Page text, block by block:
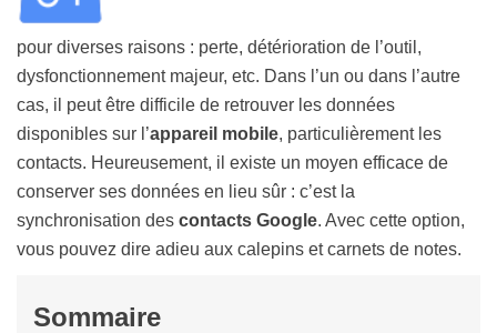
pour diverses raisons : perte, détérioration de l’outil,
dysfonctionnement majeur, etc. Dans l’un ou dans l’autre
cas, il peut être difficile de retrouver les données
disponibles sur l’appareil mobile, particulièrement les
contacts. Heureusement, il existe un moyen efficace de
conserver ses données en lieu sûr : c’est la
synchronisation des contacts Google. Avec cette option,
vous pouvez dire adieu aux calepins et carnets de notes.
Sommaire